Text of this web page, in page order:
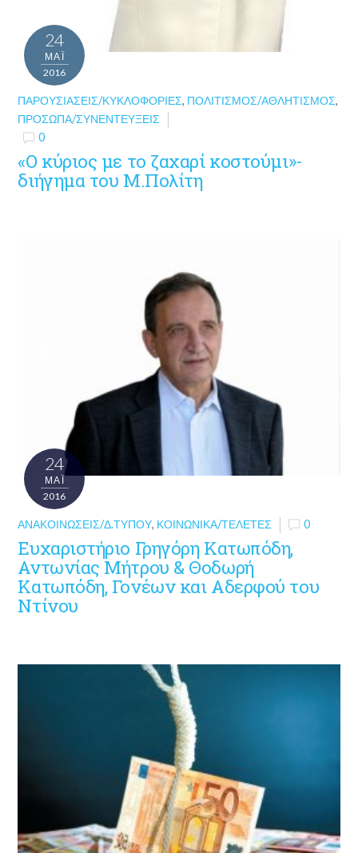
24
ΜΑΪ́
2016
ΠΑΡΟΥΣΙΆΣΕΙΣ/ΚΥΚΛΟΦΟΡΊΕΣ, ΠΟΛΙΤΙΣΜΌΣ/ΑΘΛΗΤΙΣΜΌΣ,
ΠΡΌΣΩΠΑ/ΣΥΝΕΝΤΕΎΞΕΙΣ
0
«Ο κύριος με το ζαχαρί κοστούμι»-
διήγημα του Μ.Πολίτη
24
ΜΑΪ́
2016
ΑΝΑΚΟΙΝΏΣΕΙΣ/Δ.ΤΎΠΟΥ, ΚΟΙΝΩΝΙΚΆ/ΤΕΛΕΤΈΣ 0
Ευχαριστήριο Γρηγόρη Κατωπόδη,
Αντωνίας Μήτρου & Θοδωρή
Κατωπόδη, Γονέων και Αδερφού του
Ντίνου